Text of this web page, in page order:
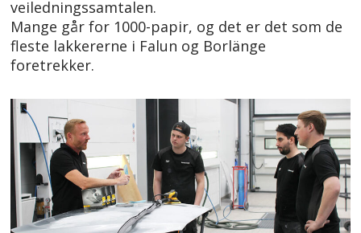
veiledningssamtalen.
Mange går for 1000-papir, og det er det som de
fleste lakkererne i Falun og Borlänge
foretrekker.